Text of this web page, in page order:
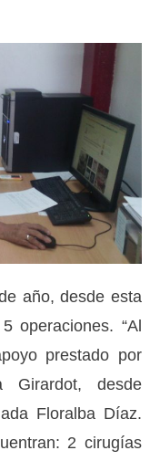
año, desde esta
operaciones. “Al
prestado por
Girardot, desde
Floralba Díaz.
2 cirugías